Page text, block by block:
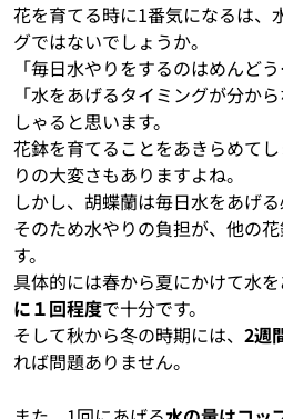
花を育てる時に1番気になるは、
グではないでしょうか。
「毎日水やりをするのはめん
「水をあげるタイミングが分か
しゃると思います。
花鉢を育てることをあきらめて
りの大変さもありますよね。
しかし、胡蝶蘭は毎日水をあげる
そのため水やりの負担が、他の
す。
具体的には春から夏にかけて水
に１回程度で十分です。
そして秋から冬の時期には、2週
れば問題ありません。